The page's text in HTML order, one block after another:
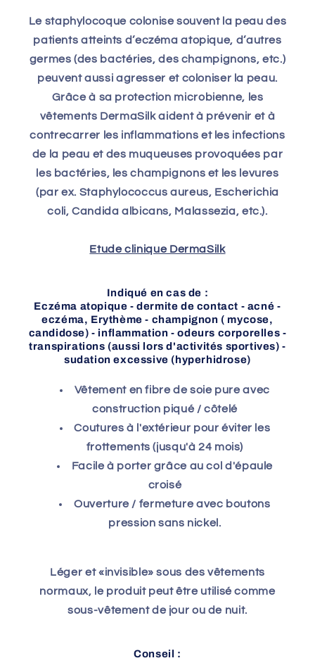
Le staphylocoque colonise souvent la peau des
patients atteints d’eczéma atopique, d’autres
germes (des bactéries, des champignons, etc.)
peuvent aussi agresser et coloniser la peau.
Grâce à sa protection microbienne, les
vêtements DermaSilk aident à prévenir et à
contrecarrer les inflammations et les infections
de la peau et des muqueuses provoquées par
les bactéries, les champignons et les levures
(par ex. Staphylococcus aureus, Escherichia
coli, Candida albicans, Malassezia, etc.).
Etude clinique DermaSilk
Indiqué en cas de :
Eczéma atopique - dermite de contact - acné -
eczéma, Erythème - champignon ( mycose,
candidose) - inflammation - odeurs corporelles -
transpirations (aussi lors d'activités sportives) -
sudation excessive (hyperhidrose)
Vêtement en fibre de soie pure avec
construction piqué / côtelé
Coutures à l'extérieur pour éviter les
frottements (jusqu'à 24 mois)
Facile à porter grâce au col d'épaule
croisé
Ouverture / fermeture avec boutons
pression sans nickel.
Léger et «invisible» sous des vêtements
normaux, le produit peut être utilisé comme
sous-vêtement de jour ou de nuit.
Conseil :